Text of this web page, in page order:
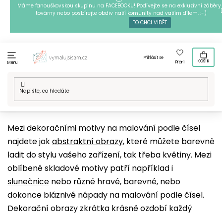
Přejít
obsah
Máme fanouškovskou skupinu na FACEBOOKU! Podívejte se na exkluzivní záběry
továrny nebo posbírejte obdiv naší komunity nad vaším dílem. :-)
TO CHCI VIDĚT
Menu
Přihlásit se
Přání
KOŠÍK
Domů
Techniky / Malování podle čísel
Dekorační
Mezi dekoračními motivy na malování podle čísel
najdete jakabstraktní obrazy, které můžete barevně
ladit do stylu vašeho zařízení, tak třeba květiny. Mezi
oblíbené skladové motivy patří například i
slunečnice nebo různé hravé, barevné, nebo
dokonce bláznivé nápady na malování podle čísel.
Dekorační obrazy zkrátka krásně ozdobí každý